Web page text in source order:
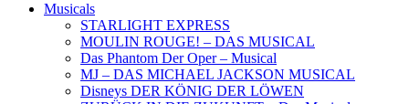
Musicals
STARLIGHT EXPRESS
MOULIN ROUGE! – DAS MUSICAL
Das Phantom Der Oper – Musical
MJ – DAS MICHAEL JACKSON MUSICAL
Disneys DER KÖNIG DER LÖWEN